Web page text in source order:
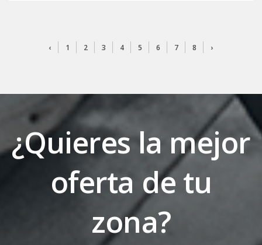
‹ 1 2 3 4 5 6 7 8 ›
¿Quieres la mejor
oferta de tu
zona?